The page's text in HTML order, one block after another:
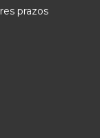
prazos